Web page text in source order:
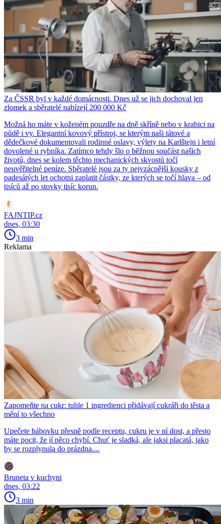
Za ČSSR byl v každé domácnosti. Dnes už se jich dochoval jen
zlomek a sběratelé nabízejí 200 000 Kč
Možná ho máte v koženém pouzdře na dně skříně nebo v krabici na
půdě i vy. Elegantní kovový přístroj, se kterým naši tátové a
dědečkové dokumentovali rodinné oslavy, výlety na Karlštejn i letní
dovolené u rybníka. Zatímco tehdy šlo o běžnou součást našich
životů, dnes se kolem těchto mechanických skvostů točí
neuvěřitelné peníze. Sběratelé jsou za ty nejvzácnější kousky z
padesátých let ochotni zaplatit částky, ze kterých se točí hlava – od
tisíců až po stovky tisíc korun.
FAJNTIP.cz
dnes, 03:30
3 min
Reklama
Zapomeňte na cukr: tuhle 1 ingredienci přidávají cukráři do těsta a
mění to všechno
Upečete bábovku přesně podle receptu, cukru je v ní dost, a přesto
máte pocit, že jí něco chybí. Chuť je sladká, ale jaksi placatá, jako
by se rozplynula do prázdna....
Bruneta v kuchyni
dnes, 03:22
3 min